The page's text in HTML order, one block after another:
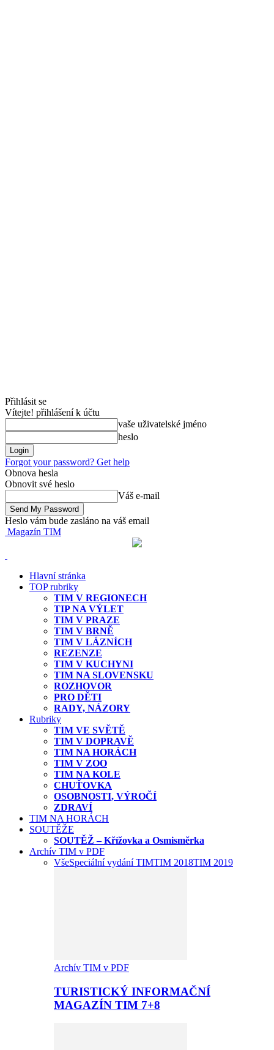
Přihlásit se
Vítejte! přihlášení k účtu
vaše uživatelské jméno
heslo
Forgot your password? Get help
Obnova hesla
Obnovit své heslo
Váš e-mail
Heslo vám bude zasláno na váš email
Magazín TIM
Hlavní stránka
TOP rubriky
TIM V REGIONECH
TIP NA VÝLET
TIM V PRAZE
TIM V BRNĚ
TIM V LÁZNÍCH
REZENZE
TIM V KUCHYNI
TIM NA SLOVENSKU
ROZHOVOR
PRO DĚTI
RADY, NÁZORY
Rubriky
TIM VE SVĚTĚ
TIM V DOPRAVĚ
TIM NA HORÁCH
TIM V ZOO
TIM NA KOLE
CHUŤOVKA
OSOBNOSTI, VÝROČÍ
ZDRAVÍ
TIM NA HORÁCH
SOUTĚŽE
SOUTĚŽ – Křížovka a Osmisměrka
Archív TIM v PDF
VšeSpeciální vydání TIMTIM 2018TIM 2019
Archív TIM v PDF
TURISTICKÝ INFORMAČNÍ
MAGAZÍN TIM 7+8